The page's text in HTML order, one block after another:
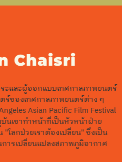
Chaisri
ะและผู้ออกแบบเทศกาลภาพยนตร์
ร์ของเทศกาลภาพยนตร์ต่าง ๆ
Asian Pacific Film Festival
นเขาทำหน้าที่เป็นหัวหน้าฝ่าย
โลกป่วยเราต้องเปลี่ยน" ซึ่งเป็น
ารเปลี่ยนแปลงสภาพภูมิอากาศ